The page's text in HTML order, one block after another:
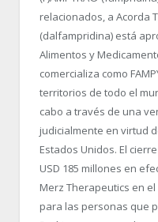
relacionados, a Acorda
(dalfampridina) está
Alimentos y
comercializa como
territorios de todo el
cabo a través de una
judicialmente en virtud
Estados Unidos. El
USD 185 millones en
Merz Therapeutics en
para las personas que